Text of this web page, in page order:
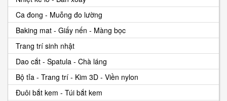
Ca đong - Muỗng đo lường
Baking mat - Giấy nến - Màng bọc
Trang trí sinh nhật
Dao cắt - Spatula - Chà láng
Bộ tỉa - Trang trí - Kim 3D - Viền nylon
Đuôi bắt kem - Túi bắt kem